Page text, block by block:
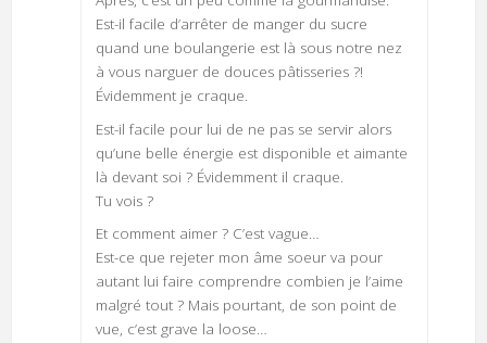
Est-il facile d’arrêter de manger du sucre
quand une boulangerie est là sous notre nez
à vous narguer de douces pâtisseries ?!
Évidemment je craque.
Est-il facile pour lui de ne pas se servir alors
qu’une belle énergie est disponible et aimante
là devant soi ? Évidemment il craque.
Tu vois ?
Et comment aimer ? C’est vague…
Est-ce que rejeter mon âme soeur va pour
autant lui faire comprendre combien je l’aime
malgré tout ? Mais pourtant, de son point de
vue, c’est grave la loose…